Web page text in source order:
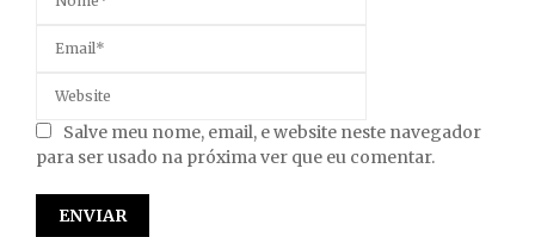
Salve meu nome, email, e website neste navegador
para ser usado na próxima ver que eu comentar.